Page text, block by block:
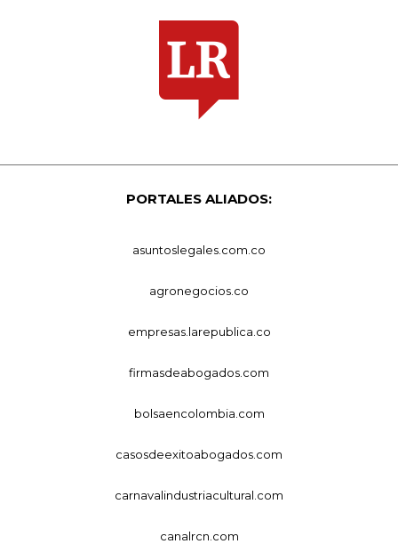
PORTALES ALIADOS:
asuntoslegales.com.co
agronegocios.co
empresas.larepublica.co
firmasdeabogados.com
bolsaencolombia.com
casosdeexitoabogados.com
carnavalindustriacultural.com
canalrcn.com